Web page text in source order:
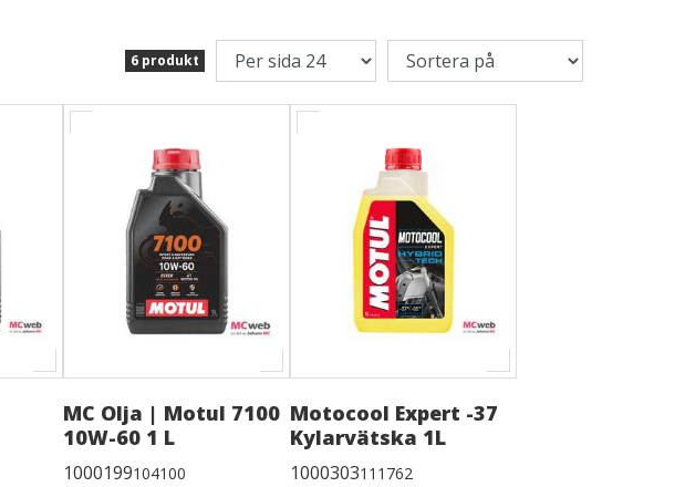
6 produkt
MC Olja | Motul 7100
10W-60 1 L
1000199104100
Motocool Expert -37
Kylarvätska 1L
1000303111762